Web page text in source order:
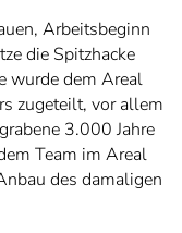
Arbeitsbeginn
die Spitzhacke
wurde dem Areal
zugeteilt, vor allem
3.000 Jahre
Team im Areal
des damaligen